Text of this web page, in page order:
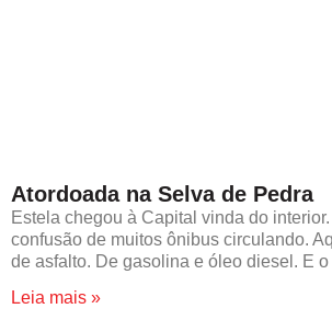
Atordoada na Selva de Pedra
Estela chegou à Capital vinda do
confusão de muitos ônibus circulando.
de asfalto. De gasolina e óleo diesel. E
Leia mais »